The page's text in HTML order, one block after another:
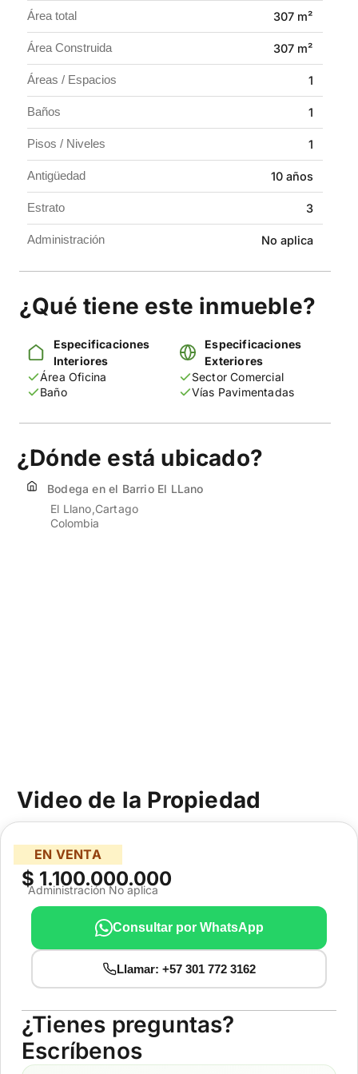
proyección.
Haz que tu operación crezca en el lugar correcto.
Contáctanos para más información y agenda tu visita.
Área total 307 m²
Área Construida 307 m²
Áreas / Espacios 1
Baños 1
Pisos / Niveles 1
Antigüedad 10 años
Estrato 3
Administración No aplica
¿Qué tiene este inmueble?
Especificaciones
Interiores
Área Oficina
Baño
Especificaciones
Exteriores
Sector Comercial
Vías Pavimentadas
¿Dónde está ubicado?
Bodega en el Barrio El LLano
El Llano Cartago
Colombia
Video de la Propiedad
EN VENTA
$ 1.100.000.000
Administración No aplica
Consultar por WhatsApp
Llamar: +57 301 772 3162
¿Tienes preguntas?
Escríbenos